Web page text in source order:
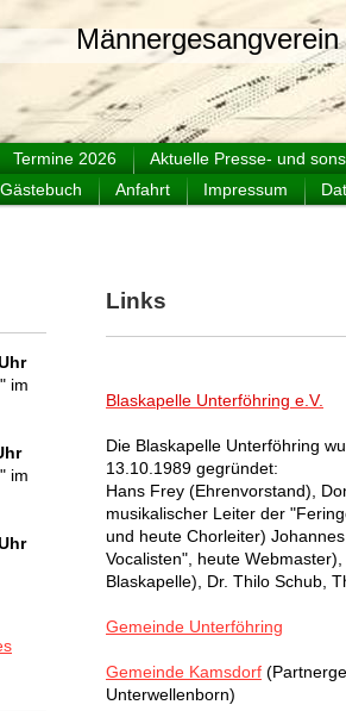
Termine 2026 Aktuelle Presse- und
Gästebuch Anfahrt Impressum
im
im
Links
Blaskapelle Unterföhring e.V.
Die Blaskapelle Unterföhring
13.10.1989 gegründet:
Hans Frey (Ehrenvorstand),
musikalischer Leiter der
und heute Chorleiter)
Vocalisten", heute
Blaskapelle), Dr. Thilo Schub,
Gemeinde Unterföhring
Gemeinde Kamsdorf
Unterwellenborn)